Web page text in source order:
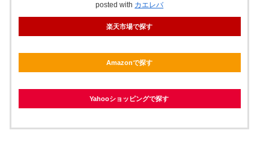
posted with カエレバ
楽天市場で探す
Amazonで探す
Yahooショッピングで探す